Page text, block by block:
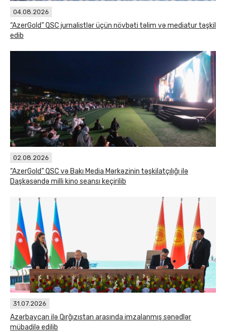
04.08.2026
“AzerGold” QSC jurnalistlər üçün növbəti təlim və mediatur təşkil
edib
02.08.2026
“AzerGold” QSC və Bakı Media Mərkəzinin təşkilatçılığı ilə
Daşkəsəndə milli kino seansı keçirilib
31.07.2026
Azərbaycan ilə Qırğızıstan arasında imzalanmış sənədlər
mübadilə edilib